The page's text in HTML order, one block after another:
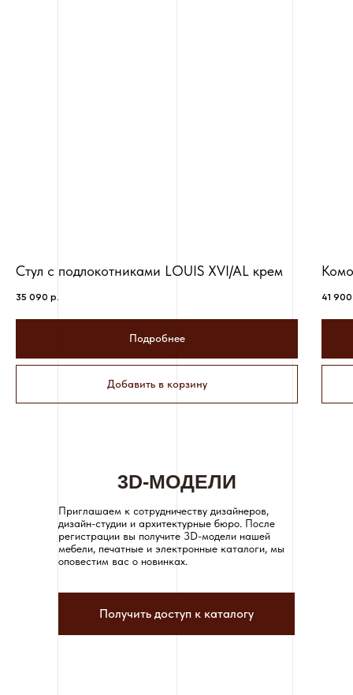
Стул с подлокотниками LOUIS XVI/AL крем
35 090 р.
Подробнее
Добавить в корзину
41 900
3D-МОДЕЛИ
Получить доступ к каталогу
Приглашаем к сотрудничеству дизайнеров,
дизайн-студии и архитектурные бюро. После
регистрации вы получите 3D-модели нашей
мебели, печатные и электронные каталоги, мы
оповестим вас о новинках.